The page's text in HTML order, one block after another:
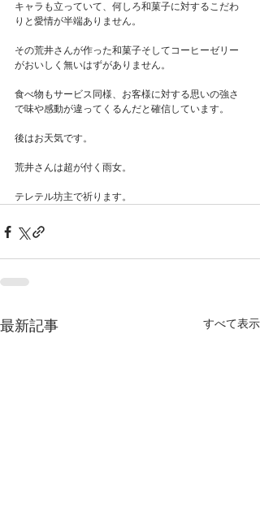
キャラも立っていて、何しろ和菓子に対するこだわ
りと愛情が半端ありません。
その荒井さんが作った和菓子そしてコーヒーゼリー
がおいしく無いはずがありません。
食べ物もサービス同様、お客様に対する思いの強さ
で味や感動が違ってくるんだと確信しています。
後はお天気です。
荒井さんは超が付く雨女。
テレテル坊主で祈ります。
最新記事 すべて表示